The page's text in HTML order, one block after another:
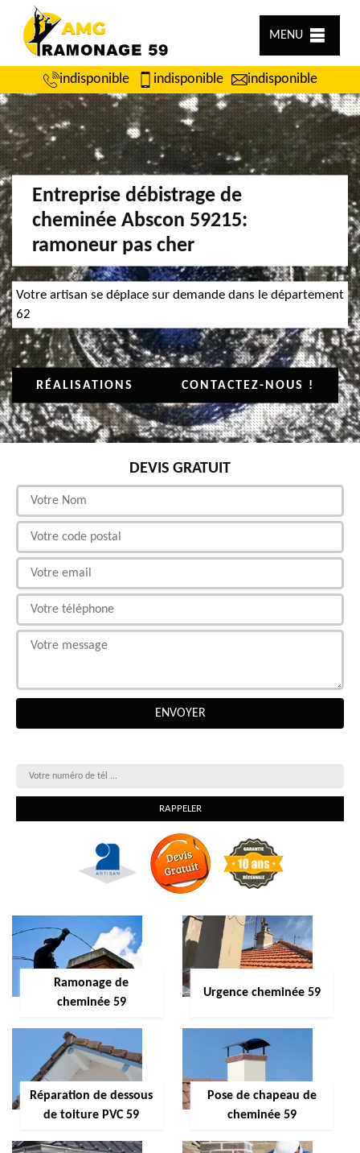
MENU
indisponible indisponible indisponible
Entreprise débistrage de
cheminée Abscon 59215:
ramoneur pas cher
Votre artisan se déplace sur demande dans le département
62
RÉALISATIONS CONTACTEZ-NOUS !
DEVIS GRATUIT
Ramonage de
cheminée 59
Urgence cheminée 59
Réparation de dessous
de toiture PVC 59
Pose de chapeau de
cheminée 59